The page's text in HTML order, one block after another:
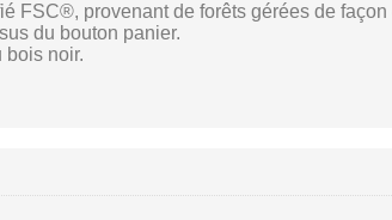
FSC®, provenant de forêts gérées de façon
du bouton panier.
bois noir.